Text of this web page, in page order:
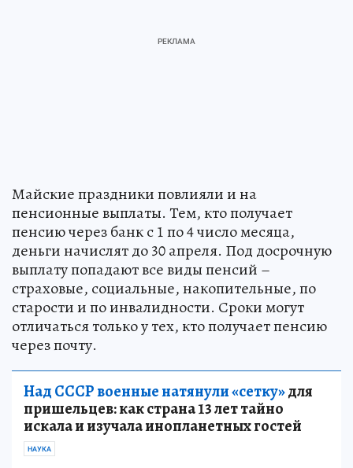
Майские праздники повлияли и на
пенсионные выплаты. Тем, кто получает
пенсию через банк с 1 по 4 число месяца,
деньги начислят до 30 апреля. Под досрочную
выплату попадают все виды пенсий –
страховые, социальные, накопительные, по
старости и по инвалидности. Сроки могут
отличаться только у тех, кто получает пенсию
через почту.
Над СССР военные натянули «сетку»для
пришельцев: как страна 13 лет тайно
искала и изучала инопланетных гостей
НАУКА